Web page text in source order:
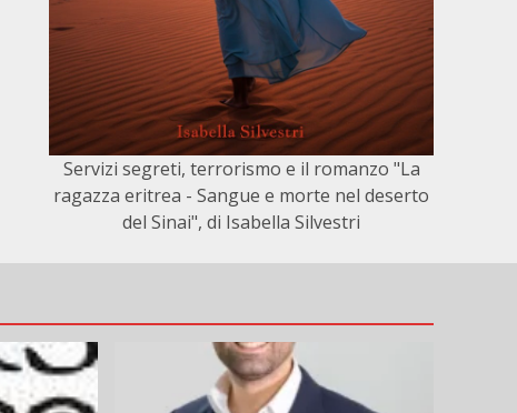
Servizi segreti, terrorismo e il romanzo "La
ragazza eritrea - Sangue e morte nel deserto
del Sinai", di Isabella Silvestri